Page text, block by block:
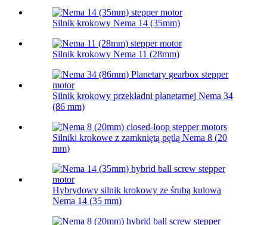
Silnik krokowy Nema 14 (35mm)
Silnik krokowy Nema 11 (28mm)
Silnik krokowy przekładni planetarnej Nema 34
(86 mm)
Silniki krokowe z zamkniętą pętlą Nema 8 (20
mm)
Hybrydowy silnik krokowy ze śrubą kulową
Nema 14 (35 mm)